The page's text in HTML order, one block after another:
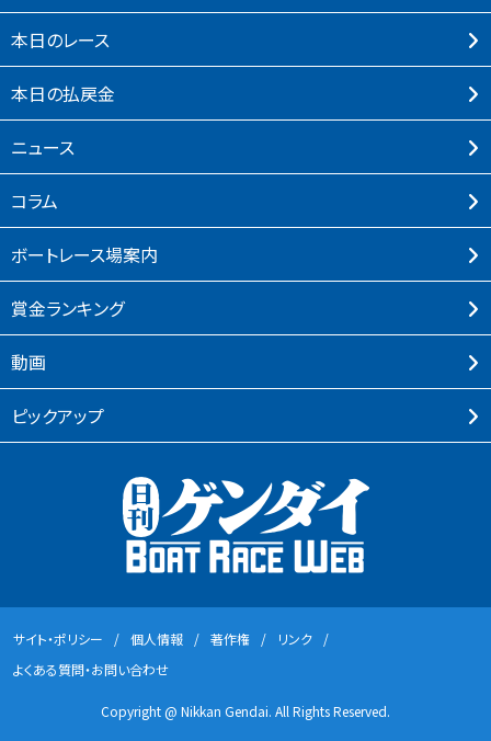
本⽇のレース
本⽇の払戻⾦
ニュース
コラム
ボートレース場案内
賞⾦ランキング
動画
ピックアップ
サイト・ポリシー 個⼈情報 著作権
リンク
よくある質問・お問い合わせ
Copyright @ Nikkan Gendai. All Rights Reserved.